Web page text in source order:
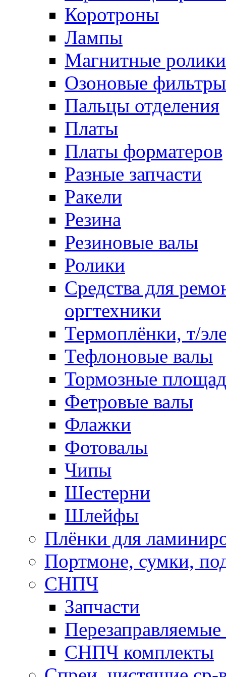
Коротроны
Лампы
Магнитные ролики
Озоновые фильтры
Пальцы отделения
Платы
Платы форматеров
Разные запчасти
Ракели
Резина
Резиновые валы
Ролики
Средства для
оргтехники
Термоплёнки, т/
Тефлоновые валы
Тормозные
Фетровые валы
Флажки
Фотовалы
Чипы
Шестерни
Шлейфы
Плёнки для
Портмоне, сумки,
СНПЧ
Запчасти
Перезаправляемые
СНПЧ комплекты